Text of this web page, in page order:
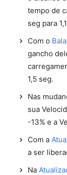
tempo de
seg para
Com o
gancho
1,5 seg.
Nas
sua
-13% e a
Com a
a ser
Na